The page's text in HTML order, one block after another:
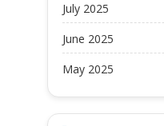
July 2025
June 2025
May 2025